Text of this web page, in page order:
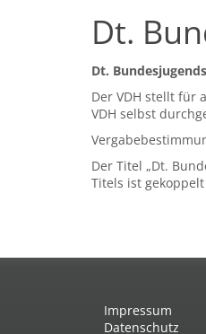
Dt.
Dt.
Der VDH stellt für
VDH selbst
Der Titel „Dt.
Titels ist
Impressum
Datenschutz